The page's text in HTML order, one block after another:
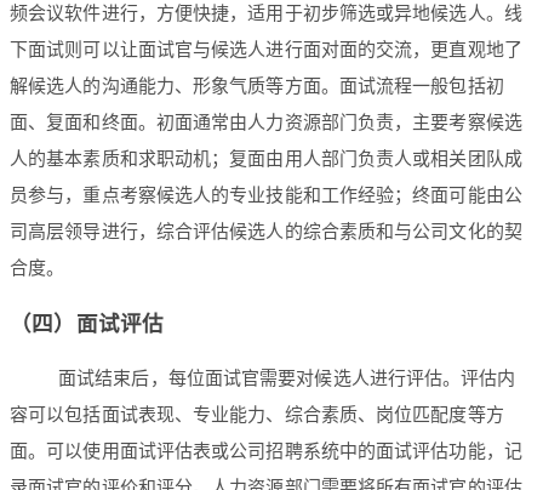
频会议软件进行，方便快捷，适用于初步筛选或异地候选人。线
下面试则可以让面试官与候选人进行面对面的交流，更直观地了
解候选人的沟通能力、形象气质等方面。面试流程一般包括初
面、复面和终面。初面通常由人力资源部门负责，主要考察候选
人的基本素质和求职动机；复面由用人部门负责人或相关团队成
员参与，重点考察候选人的专业技能和工作经验；终面可能由公
司高层领导进行，综合评估候选人的综合素质和与公司文化的契
合度。
（四）面试评估
面试结束后，每位面试官需要对候选人进行评估。评估内
容可以包括面试表现、专业能力、综合素质、岗位匹配度等方
面。可以使用面试评估表或公司招聘系统中的面试评估功能，记